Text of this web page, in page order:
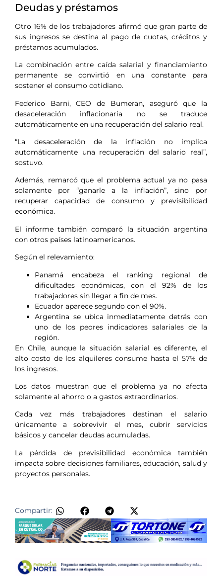
Deudas y préstamos
Otro 16% de los trabajadores afirmó que gran parte de
sus ingresos se destina al pago de cuotas, créditos y
préstamos acumulados.
La combinación entre caída salarial y financiamiento
permanente se convirtió en una constante para
sostener el consumo cotidiano.
Federico Barni, CEO de Bumeran, aseguró que la
desaceleración inflacionaria no se traduce
automáticamente en una recuperación del salario real.
“La desaceleración de la inflación no implica
automáticamente una recuperación del salario real”,
sostuvo.
Además, remarcó que el problema actual ya no pasa
solamente por “ganarle a la inflación”, sino por
recuperar capacidad de consumo y previsibilidad
económica.
El informe también comparó la situación argentina
con otros países latinoamericanos.
Según el relevamiento:
Panamá encabeza el ranking regional de
dificultades económicas, con el 92% de los
trabajadores sin llegar a fin de mes.
Ecuador aparece segundo con el 90%.
Argentina se ubica inmediatamente detrás con
uno de los peores indicadores salariales de la
región.
En Chile, aunque la situación salarial es diferente, el
alto costo de los alquileres consume hasta el 57% de
los ingresos.
Los datos muestran que el problema ya no afecta
solamente al ahorro o a gastos extraordinarios.
Cada vez más trabajadores destinan el salario
únicamente a sobrevivir el mes, cubrir servicios
básicos y cancelar deudas acumuladas.
La pérdida de previsibilidad económica también
impacta sobre decisiones familiares, educación, salud y
proyectos personales.
Compartir: